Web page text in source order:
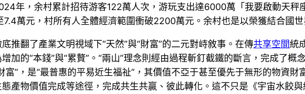
年，余村累計招待游客122萬人次，游玩支出達6000萬「我要啟動天秤
萬元，村所有人全體經濟範圍衝破2200萬元。余村也是以榮獲結合國世
推翻了產業文明視域下“天然”與“財富”的二元對峙敘事。在傳共享空間統
加的“本錢”與“累贅”。“兩山”理念則經由過程斬釘截鐵的斷言，完成了概
富”，是“最普惠的平易近生福祉”，其價值不亞于甚至優先于無形的物資
產物價值完成等途徑，完成共生共贏、彼此轉化。這不只是《宇宙水餃